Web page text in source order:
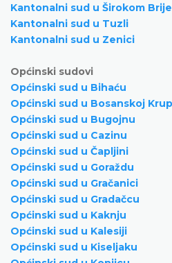
Kantonalni sud u Širokom
Kantonalni sud u Tuzli
Kantonalni sud u Zenici
Općinski sudovi
Općinski sud u Bihaću
Općinski sud u Bosanskoj
Općinski sud u Bugojnu
Općinski sud u Cazinu
Općinski sud u Čapljini
Općinski sud u Goraždu
Općinski sud u Gračanici
Općinski sud u Gradačcu
Općinski sud u Kaknju
Općinski sud u Kalesiji
Općinski sud u Kiseljaku